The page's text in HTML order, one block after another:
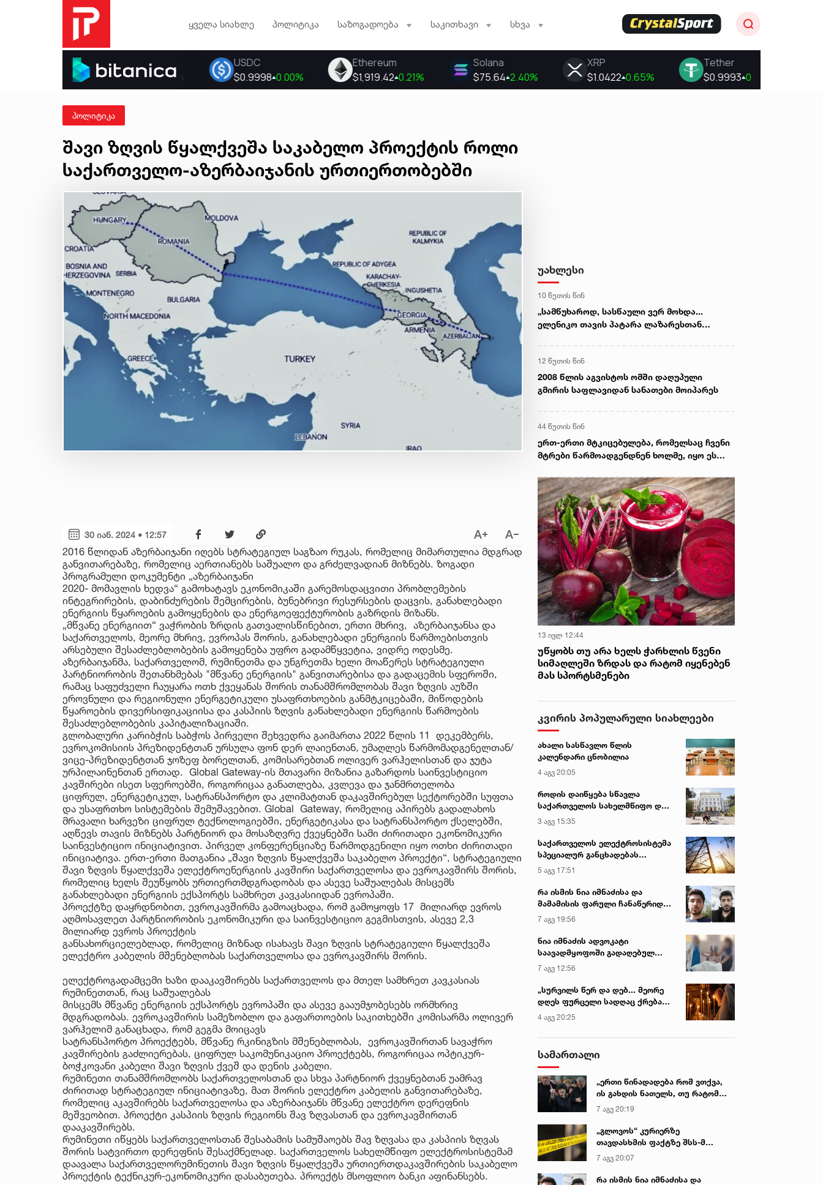
ყველა სიახლე პოლიტიკა საზოგადოება საკითხავი სხვა
პოლიტიკა
შავი ზღვის წყალქვეშა საკაბელო პროექტის როლი
საქართველო-აზერბაიჯანის ურთიერთობებში
30 იან. 2024 • 12:57
2016 წლიდან აზერბაიჯანი იღებს სტრატეგიულ საგზაო რუკას, რომელიც მიმართულია მდგრად
განვითარებაზე, რომელიც აერთიანებს საშუალო და გრძელვადიან მიზნებს. ზოგადი
პროგრამული დოკუმენტი „აზერბაიჯანი
2020- მომავლის ხედვა“ გამოხატავს ეკონომიკაში გარემოსდაცვითი პრობლემების
ინტეგრირების, დაბინძურების შემცირების, ბუნებრივი რესურსების დაცვის, განახლებადი
ენერგიის წყაროების გამოყენების და ენერგოეფექტურობის გაზრდის მიზანს.
„მწვანე ენერგიით“ ვაჭრობის ზრდის გათვალისწინებით, ერთი მხრივ, აზერბაიჯანსა და
საქართველოს, მეორე მხრივ, ევროპას შორის, განახლებადი ენერგიის წარმოებისთვის
არსებული შესაძლებლობების გამოყენება უფრო გადამწყვეტია, ვიდრე ოდესმე.
აზერბაიჯანმა, საქართველომ, რუმინეთმა და უნგრეთმა ხელი მოაწერეს სტრატეგიული
პარტნიორობის შეთანხმებას "მწვანე ენერგიის" განვითარებისა და გადაცემის სფეროში,
რამაც საფუძველი ჩაუყარა ოთხ ქვეყანას შორის თანამშრომლობას შავი ზღვის აუზში
ეროვნული და რეგიონული ენერგეტიკული უსაფრთხოების განმტკიცებაში, მიწოდების
წყაროების დივერსიფიკაციისა და კასპიის ზღვის განახლებადი ენერგიის წარმოების
შესაძლებლობების კაპიტალიზაციაში.
გლობალური კარიბჭის საბჭოს პირველი შეხვედრა გაიმართა 2022 წლის 11 დეკემბერს,
ევროკომისიის პრეზიდენტთან ურსულა ფონ დერ ლაიენთან, უმაღლეს წარმომადგენელთან/
ვიცე-პრეზიდენტთან ჯოზეფ ბორელთან, კომისარებთან ოლივერ ვარჰელისთან და ჯუტა
ურპილაინენთან ერთად. Global Gateway-ის მთავარი მიზანია გაზარდოს საინვესტიციო
კავშირები ისეთ სფეროებში, როგორიცაა განათლება, კვლევა და ჯანმრთელობა
ციფრულ, ენერგეტიკულ, სატრანსპორტო და კლიმატთან დაკავშირებულ სექტორებში სუფთა
და უსაფრთხო სისტემების შემუშავებით. Global Gateway, რომელიც აპირებს გადალახოს
მრავალი ხარვეზი ციფრულ ტექნოლოგიებში, ენერგეტიკასა და სატრანსპორტო ქსელებში,
აღწევს თავის მიზნებს პარტნიორ და მოსაზღვრე ქვეყნებში სამი ძირითადი ეკონომიკური
საინვესტიციო ინიციატივით. პირველ კონფერენციაზე წარმოდგენილი იყო ოთხი ძირითადი
ინიციატივა. ერთ-ერთი მათგანია „შავი ზღვის წყალქვეშა საკაბელო პროექტი“, სტრატეგიული
შავი ზღვის წყალქვეშა ელექტროენერგიის კავშირი საქართველოსა და ევროკავშირს შორის,
რომელიც ხელს შეუწყობს ურთიერთმდგრადობას და ასევე საშუალებას მისცემს
განახლებადი ენერგიის ექსპორტს სამხრეთ კავკასიიდან ევროპაში.
პროექტზე დაყრდნობით, ევროკავშირმა გამოაცხადა, რომ გამოყოფს 17 მილიარდ ევროს
აღმოსავლეთ პარტნიორობის ეკონომიკური და საინვესტიციო გეგმისთვის, ასევე 2,3
მილიარდ ევროს პროექტის
განსახორციელებლად, რომელიც მიზნად ისახავს შავი ზღვის სტრატეგიული წყალქვეშა
ელექტრო კაბელის მშენებლობას საქართველოსა და ევროკავშირს შორის.
ელექტროგადამცემი ხაზი დააკავშირებს საქართველოს და მთელ სამხრეთ კავკასიას
რუმინეთთან, რაც საშუალებას
მისცემს მწვანე ენერგიის ექსპორტს ევროპაში და ასევე გააუმჯობესებს ორმხრივ
მდგრადობას. ევროკავშირის სამეზობლო და გაფართოების საკითხებში კომისარმა ოლივერ
ვარჰელიმ განაცხადა, რომ გეგმა მოიცავს
სატრანსპორტო პროექტებს, მწვანე რკინიგზის მშენებლობას, ევროკავშირთან სავაჭრო
კავშირების გაძლიერებას, ციფრულ საკომუნიკაციო პროექტებს, როგორიცაა ოპტიკურ-
ბოჭკოვანი კაბელი შავი ზღვის ქვეშ და დენის კაბელი.
რუმინეთი თანამშრომლობს საქართველოსთან და სხვა პარტნიორ ქვეყნებთან უამრავ
ძირითად სტრატეგიულ ინიციატივაზე, მათ შორის ელექტრო კაბელის განვითარებაზე,
რომელიც აკავშირებს საქართველოსა და აზერბაიჯანს მწვანე ელექტრო დერეფნის
მეშვეობით. პროექტი კასპიის ზღვის რეგიონს შავ ზღვასთან და ევროკავშირთან
დააკავშირებს.
რუმინეთი იწყებს საქართველოსთან შესაბამის სამუშაოებს შავ ზღვასა და კასპიის ზღვას
შორის სატვირთო დერეფნის შესაქმნელად. საქართველოს სახელმწიფო ელექტროსისტემამ
დაავალა საქართველორუმინეთის შავი ზღვის წყალქვეშა ურთიერთდაკავშირების საკაბელო
პროექტის ტექნიკურ-ეკონომიკური დასაბუთება. პროექტს მსოფლიო ბანკი აფინანსებს.
უახლესი
10 წუთის წინ
„სამწუხაროდ, სასწაული ვერ მოხდა...
ელენიკო თავის პატარა ლაზარესთან
12 წუთის წინ
2008 წლის აგვისტოს ომში დაღუპული
გმირის საფლავიდან სანათები მოიპარეს
44 წუთის წინ
ერთ-ერთი მტკიცებულება, რომელსაც ჩვენი
მტრები წარმოადგენდნენ ხოლმე, იყო ეს
ძალის გადამეტება და სხვა ისეთი
უარყოფითი მომენტები, რომელზედაც
დათანხმება არაფრით არ შეიძლებოდა -
თენგიზ შარმანაშვილი
13 ივლ 12:44
უწყობს თუ არა ხელს ჭარხლის წვენი
სიმაღლეში ზრდას და რატომ იყენებენ
მას სპორტსმენები
კვირის პოპულარული სიახლეები
ახალი სასწავლო წლის
კალენდარი ცნობილია
4 აგვ 20:05
როდის დაიწყება სწავლა
საქართველოს სახელმწიფო და
კერძო უნივერსიტეტებში
3 აგვ 15:35
საქართველოს ელექტროსისტემა
სპეციალურ განცხადებას
ავრცელებს
5 აგვ 17:51
რა ისმის ნია იმნაძისა და
მამამისის ფარული ჩანაწერიდან
- გიგა ავალიანის მკვლელობის
საქმე
7 აგვ 19:56
ნია იმნაძის ადვოკატი
საავადმყოფოში გადაღებულ
კადრებს ავრცელებს
7 აგვ 12:56
„სურვილს წერ და დებ... მეორე
დღეს ფურცელი სადღაც ქრება
და სურვილი სრულდება...“ -
სასწაულმოქმედი ტაძარი შიდა
ქართლში
4 აგვ 20:25
სამართალი
„ერთი წინადადება რომ ვთქვა,
ის გახდის ნათელს, თუ რატომ
იყო ნია იმნაძე წამქეზებელი...“ -
გიგა ავალიანის დედა
7 აგვ 20:19
„გლოვოს“ კურიერზე
თავდასხმის ფაქტზე შსს-მ
გამოძიება დაიწყო
7 აგვ 20:07
რა ისმის ნია იმნაძისა და